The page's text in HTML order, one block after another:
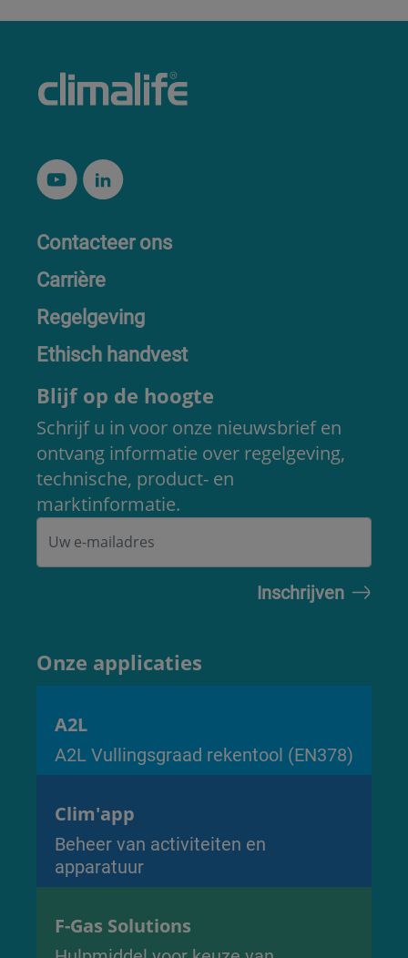
Contacteer ons
Carrière
Regelgeving
Ethisch handvest
Blijf op de hoogte
Schrijf u in voor onze nieuwsbrief en
ontvang informatie over regelgeving,
technische, product- en
marktinformatie.
Onze applicaties
A2L
A2L Vullingsgraad rekentool (EN378)
Clim'app
Beheer van activiteiten en
apparatuur
F-Gas Solutions